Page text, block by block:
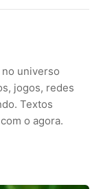
universo
jogos, redes
Textos
o agora.